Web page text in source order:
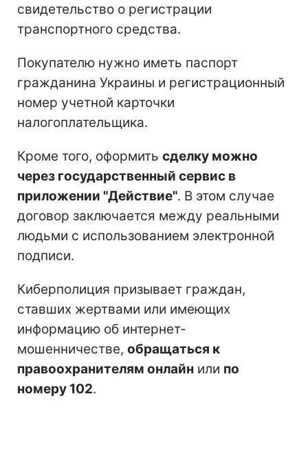
свидетельство о регистрации
транспортного средства.
Покупателю нужно иметь паспорт
гражданина Украины и регистрационный
номер учетной карточки
налогоплательщика.
Кроме того, оформить сделку можно
через государственный сервис в
приложении "Действие". В этом случае
договор заключается между реальными
людьми с использованием электронной
подписи.
Киберполиция призывает граждан,
ставших жертвами или имеющих
информацию об интернет-
мошенничестве, обращаться к
правоохранителям онлайн или по
номеру 102.